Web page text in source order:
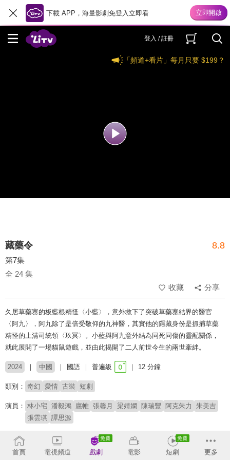
下載 APP，海量影劇免登入立即看
登入 / 註冊
「頻道+看片」每月只要 $199？
藏藥令 8.8
第7集
全 24 集
收藏
分享
久居草藥寨的板藍根精怪〈小藍〉，意外救下了突破草藥寨結界的醫官
〈阿九〉，阿九除了是倍受敬仰的九神醫，其實他的隱藏身份是抓捕草藥
精怪的上清司統領〈玖冥〉。小藍與阿九意外結為同死同傷的靈配關係，
就此展開了一場貓鼠遊戲，並由此揭開了二人前世今生的兩世牽絆。
2024 中國 國語 普遍級 12 分鐘
類別： 奇幻 愛情 古裝 短劇
演員： 林小宅 潘毅鴻 扈帷 張馨月 梁婧嫻 陳瑞豐 阿克朱力
朱美吉
張雲琪 譚思源
導演：
# 短劇# 短劇推薦# 熱門短劇 # 免費短劇
首頁 電視頻道 戲劇 電影 短劇 更多